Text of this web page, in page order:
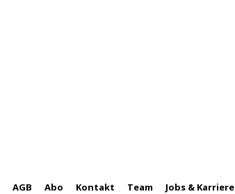
AGB Abo Kontakt Team Jobs & Karriere